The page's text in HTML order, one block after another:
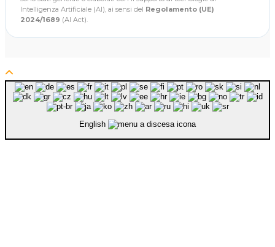
Intelligenza Artificiale (AI), ai sensi del Regolamento (UE)
2024/1689 (AI Act).
English